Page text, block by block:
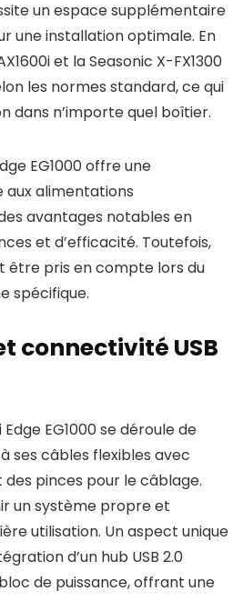
un espace supplémentaire
une installation optimale. En
et la Seasonic X-FX1300
les normes standard, ce qui
dans n’importe quel boîtier.
EG1000 offre une
alimentations
avantages notables en
et d’efficacité. Toutefois,
être pris en compte lors du
spécifique.
connectivité USB
Edge EG1000 se déroule de
ses câbles flexibles avec
des pinces pour le câblage.
un système propre et
utilisation. Un aspect unique
d’un hub USB 2.0
de puissance, offrant une